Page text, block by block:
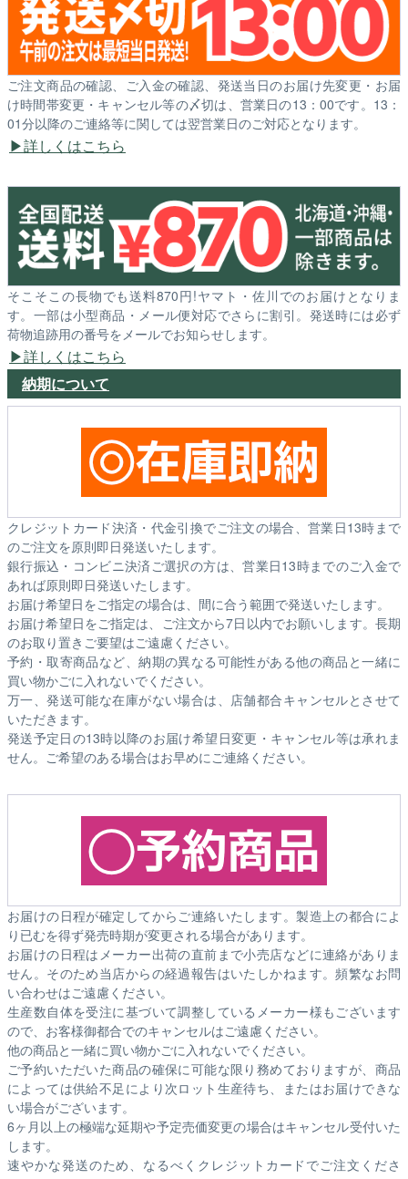
ご注文商品の確認、ご入金の確認、発送当日のお届け先変更・お届
け時間帯変更・キャンセル等の〆切は、営業日の13：00です。13：
01分以降のご連絡等に関しては翌営業日のご対応となります。
詳しくはこちら
そこそこの長物でも送料870円!ヤマト・佐川でのお届けとなりま
す。一部は小型商品・メール便対応でさらに割引。発送時には必ず
荷物追跡用の番号をメールでお知らせします。
詳しくはこちら
納期について
クレジットカード決済・代金引換でご注文の場合、営業日13時まで
のご注文を原則即日発送いたします。
銀行振込・コンビニ決済ご選択の方は、営業日13時までのご入金で
あれば原則即日発送いたします。
お届け希望日をご指定の場合は、間に合う範囲で発送いたします。
お届け希望日をご指定は、ご注文から7日以内でお願いします。長期
のお取り置きご要望はご遠慮ください。
予約・取寄商品など、納期の異なる可能性がある他の商品と一緒に
買い物かごに入れないでください。
万一、発送可能な在庫がない場合は、店舗都合キャンセルとさせて
いただきます。
発送予定日の13時以降のお届け希望日変更・キャンセル等は承れま
せん。ご希望のある場合はお早めにご連絡ください。
お届けの日程が確定してからご連絡いたします。製造上の都合によ
り已むを得ず発売時期が変更される場合があります。
お届けの日程はメーカー出荷の直前まで小売店などに連絡がありま
せん。そのため当店からの経過報告はいたしかねます。頻繁なお問
い合わせはご遠慮ください。
生産数自体を受注に基づいて調整しているメーカー様もございます
ので、お客様御都合でのキャンセルはご遠慮ください。
他の商品と一緒に買い物かごに入れないでください。
ご予約いただいた商品の確保に可能な限り務めておりますが、商品
によっては供給不足により次ロット生産待ち、またはお届けできな
い場合がございます。
6ヶ月以上の極端な延期や予定売価変更の場合はキャンセル受付いた
します。
速やかな発送のため、なるべくクレジットカードでご注文くださ